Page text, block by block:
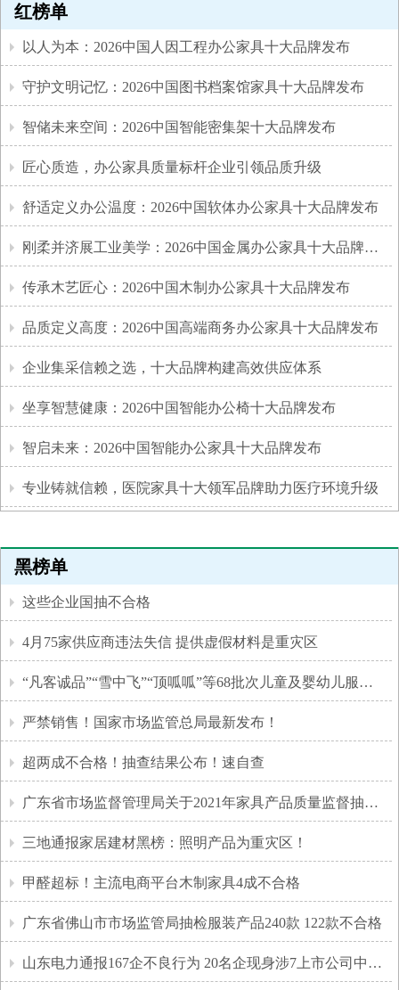
红榜单
以人为本：2026中国人因工程办公家具十大品牌发布
守护文明记忆：2026中国图书档案馆家具十大品牌发布
智储未来空间：2026中国智能密集架十大品牌发布
匠心质造，办公家具质量标杆企业引领品质升级
舒适定义办公温度：2026中国软体办公家具十大品牌发布
刚柔并济展工业美学：2026中国金属办公家具十大品牌发布
传承木艺匠心：2026中国木制办公家具十大品牌发布
品质定义高度：2026中国高端商务办公家具十大品牌发布
企业集采信赖之选，十大品牌构建高效供应体系
坐享智慧健康：2026中国智能办公椅十大品牌发布
智启未来：2026中国智能办公家具十大品牌发布
专业铸就信赖，医院家具十大领军品牌助力医疗环境升级
黑榜单
这些企业国抽不合格
4月75家供应商违法失信 提供虚假材料是重灾区
“凡客诚品”“雪中飞”“顶呱呱”等68批次儿童及婴幼儿服装不合格！
严禁销售！国家市场监管总局最新发布！
超两成不合格！抽查结果公布！速自查
广东省市场监督管理局关于2021年家具产品质量监督抽查情况的通告
三地通报家居建材黑榜：照明产品为重灾区！
甲醛超标！主流电商平台木制家具4成不合格
广东省佛山市市场监管局抽检服装产品240款 122款不合格
山东电力通报167企不良行为 20名企现身涉7上市公司中国电气3席